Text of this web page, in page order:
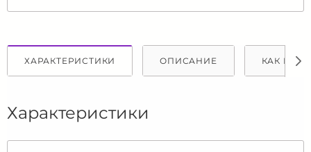
ХАРАКТЕРИСТИКИ ОПИСАНИЕ КАК
Характеристики